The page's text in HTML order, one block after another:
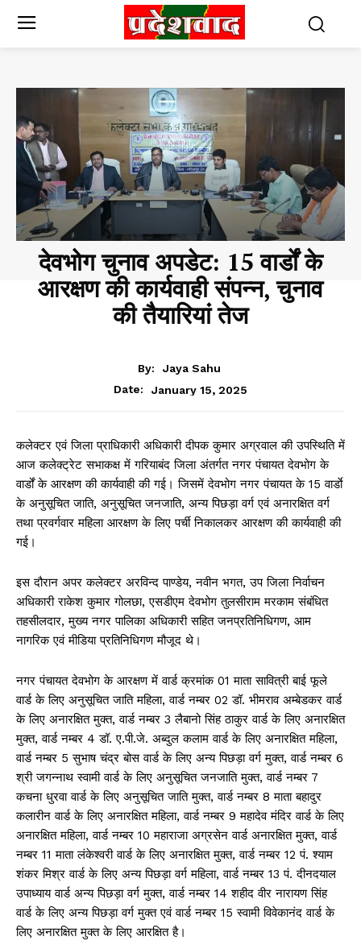
देवभोग चुनाव अपडेट: 15 वार्डों के
आरक्षण की कार्यवाही संपन्न, चुनाव
की तैयारियां तेज
By:
Jaya Sahu
Date:
January 15, 2025
कलेक्टर एवं जिला प्राधिकारी अधिकारी दीपक कुमार अग्रवाल की उपस्थिति में
आज कलेक्ट्रेट सभाकक्ष में गरियाबंद जिला अंतर्गत नगर पंचायत देवभोग के
वार्डों के आरक्षण की कार्यवाही की गई। जिसमें देवभोग नगर पंचायत के 15 वार्डाे
के अनुसूचित जाति, अनुसूचित जनजाति, अन्य पिछड़ा वर्ग एवं अनारक्षित वर्ग
तथा प्रवर्गवार महिला आरक्षण के लिए पर्ची निकालकर आरक्षण की कार्यवाही की
गई।
इस दौरान अपर कलेक्टर अरविन्द पाण्डेय, नवीन भगत, उप जिला निर्वाचन
अधिकारी राकेश कुमार गोलछा, एसडीएम देवभोग तुलसीराम मरकाम संबंधित
तहसीलदार, मुख्य नगर पालिका अधिकारी सहित जनप्रतिनिधिगण, आम
नागरिक एवं मीडिया प्रतिनिधिगण मौजूद थे।
नगर पंचायत देवभोग के आरक्षण में वार्ड क्रमांक 01 माता सावित्री बाई फूले
वार्ड के लिए अनुसूचित जाति महिला, वार्ड नम्बर 02 डॉ. भीमराव अम्बेडकर वार्ड
के लिए अनारक्षित मुक्त, वार्ड नम्बर 3 लैबानो सिंह ठाकुर वार्ड के लिए अनारक्षित
मुक्त, वार्ड नम्बर 4 डॉ. ए.पी.जे. अब्दुल कलाम वार्ड के लिए अनारक्षित महिला,
वार्ड नम्बर 5 सुभाष चंद्र बोस वार्ड के लिए अन्य पिछड़ा वर्ग मुक्त, वार्ड नम्बर 6
श्री जगन्नाथ स्वामी वार्ड के लिए अनुसूचित जनजाति मुक्त, वार्ड नम्बर 7
कचना धुरवा वार्ड के लिए अनुसूचित जाति मुक्त, वार्ड नम्बर 8 माता बहादुर
कलारीन वार्ड के लिए अनारक्षित महिला, वार्ड नम्बर 9 महादेव मंदिर वार्ड के लिए
अनारक्षित महिला, वार्ड नम्बर 10 महाराजा अग्रसेन वार्ड अनारक्षित मुक्त, वार्ड
नम्बर 11 माता लंकेश्वरी वार्ड के लिए अनारक्षित मुक्त, वार्ड नम्बर 12 पं. श्याम
शंकर मिश्र वार्ड के लिए अन्य पिछड़ा वर्ग महिला, वार्ड नम्बर 13 पं. दीनदयाल
उपाध्याय वार्ड अन्य पिछड़ा वर्ग मुक्त, वार्ड नम्बर 14 शहीद वीर नारायण सिंह
वार्ड के लिए अन्य पिछड़ा वर्ग मुक्त एवं वार्ड नम्बर 15 स्वामी विवेकानंद वार्ड के
लिए अनारक्षित मुक्त के लिए आरक्षित है।